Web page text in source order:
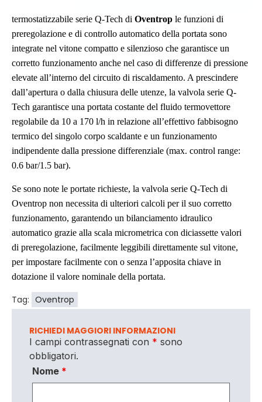
termostatizzabile serie Q-Tech di Oventrop le funzioni di
preregolazione e di controllo automatico della portata sono
integrate nel vitone compatto e silenzioso che garantisce un
corretto funzionamento anche nel caso di differenze di pressione
elevate all’interno del circuito di riscaldamento. A prescindere
dall’apertura o dalla chiusura delle utenze, la valvola serie Q-
Tech garantisce una portata costante del fluido termovettore
regolabile da 10 a 170 l/h in relazione all’effettivo fabbisogno
termico del singolo corpo scaldante e un funzionamento
indipendente dalla pressione differenziale (max. control range:
0.6 bar/1.5 bar).
Se sono note le portate richieste, la valvola serie Q-Tech di
Oventrop non necessita di ulteriori calcoli per il suo corretto
funzionamento, garantendo un bilanciamento idraulico
automatico grazie alla scala micrometrica con diciassette valori
di preregolazione, facilmente leggibili direttamente sul vitone,
per impostare facilmente con o senza l’apposita chiave in
dotazione il valore nominale della portata.
Tag: Oventrop
RICHIEDI MAGGIORI INFORMAZIONI
I campi contrassegnati con * sono
obbligatori.
Nome *